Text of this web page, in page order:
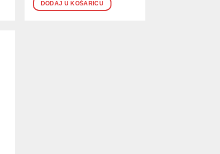
DODAJ U KOŠARICU